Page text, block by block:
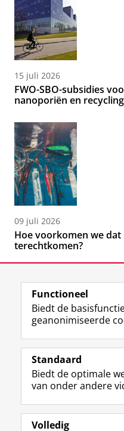
15 juli 2026
FWO-SBO-subsidies
nanoporiën en recycling
09 juli 2026
Hoe voorkomen we
terechtkomen?
Volg de RUG
Studiekiezers
Alumni
Functioneel
Biedt de
geanonimiseerde
Standaard
Biedt de optimale
van onder andere
Volledig